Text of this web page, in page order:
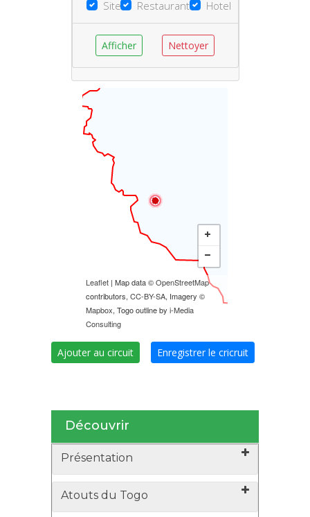
Site Restaurant Hotel
Afficher Nettoyer
Leaflet | Map data ©OpenStreetMap
contributors, CC-BY-SA, Imagery ©
Mapbox, Togo outline by i-Media
Consulting
Ajouter au circuit Enregistrer le cricruit
Découvrir
Présentation
Atouts du Togo